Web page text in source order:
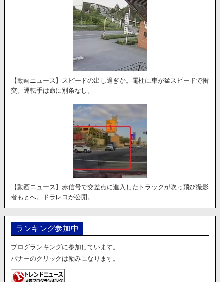
【動画ニュース】スピードの出し過ぎか。電柱に車が猛スピードで衝
突。運転手は命に別条なし。
【動画ニュース】赤信号で交差点に進入したトラックが吹っ飛び撮影
者もとへ。ドラレコが公開。
ランキング参加中
ブログランキングに参加しています。
バナーのクリックは励みになります。